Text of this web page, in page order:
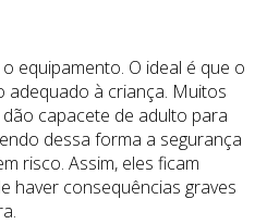
equipamento. O ideal é que o
adequado à criança. Muitos
capacete de adulto para
dessa forma a segurança
risco. Assim, eles ficam
haver consequências graves